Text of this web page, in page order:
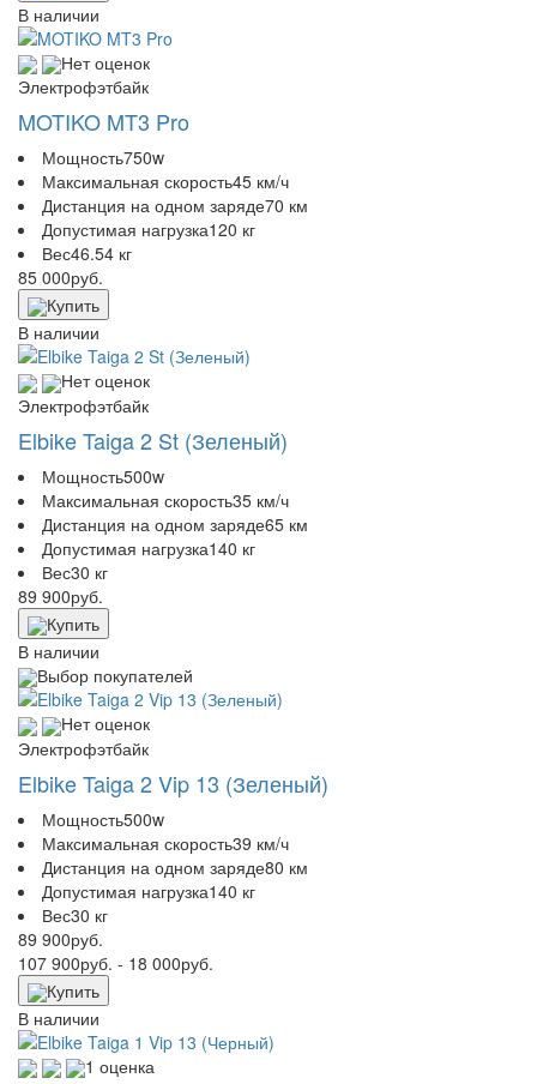
В наличии
Нет оценок
Электрофэтбайк
MOTIKO MT3 Pro
Мощность750w
Максимальная скорость45 км/ч
Дистанция на одном заряде70 км
Допустимая нагрузка120 кг
Вес46.54 кг
85 000руб.
Купить
В наличии
Нет оценок
Электрофэтбайк
Elbike Taiga 2 St (Зеленый)
Мощность500w
Максимальная скорость35 км/ч
Дистанция на одном заряде65 км
Допустимая нагрузка140 кг
Вес30 кг
89 900руб.
Купить
В наличии
Выбор покупателей
Нет оценок
Электрофэтбайк
Elbike Taiga 2 Vip 13 (Зеленый)
Мощность500w
Максимальная скорость39 км/ч
Дистанция на одном заряде80 км
Допустимая нагрузка140 кг
Вес30 кг
89 900руб.
107 900руб. - 18 000руб.
Купить
В наличии
1 оценка